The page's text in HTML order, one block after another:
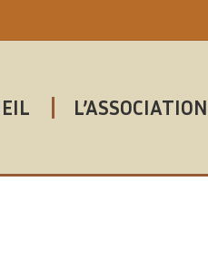
L’ASSOCIATION